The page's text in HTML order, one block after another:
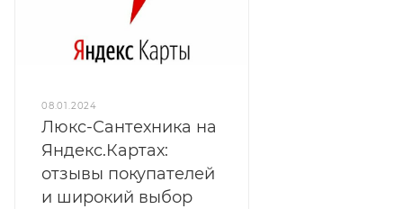
08.01.2024
Люкс-Сантехника на
Яндекс.Картах:
отзывы покупателей
и широкий выбор